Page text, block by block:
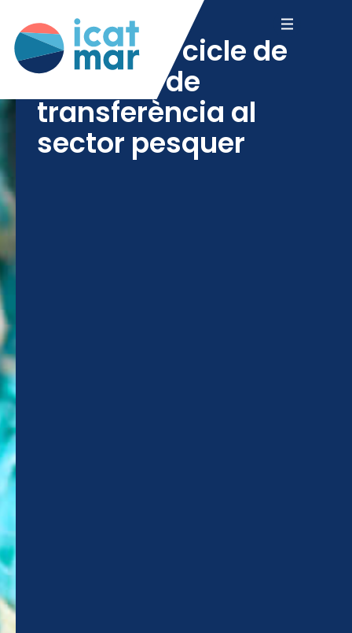
arrenca el cicle de
jornades de
transferència al
sector pesquer